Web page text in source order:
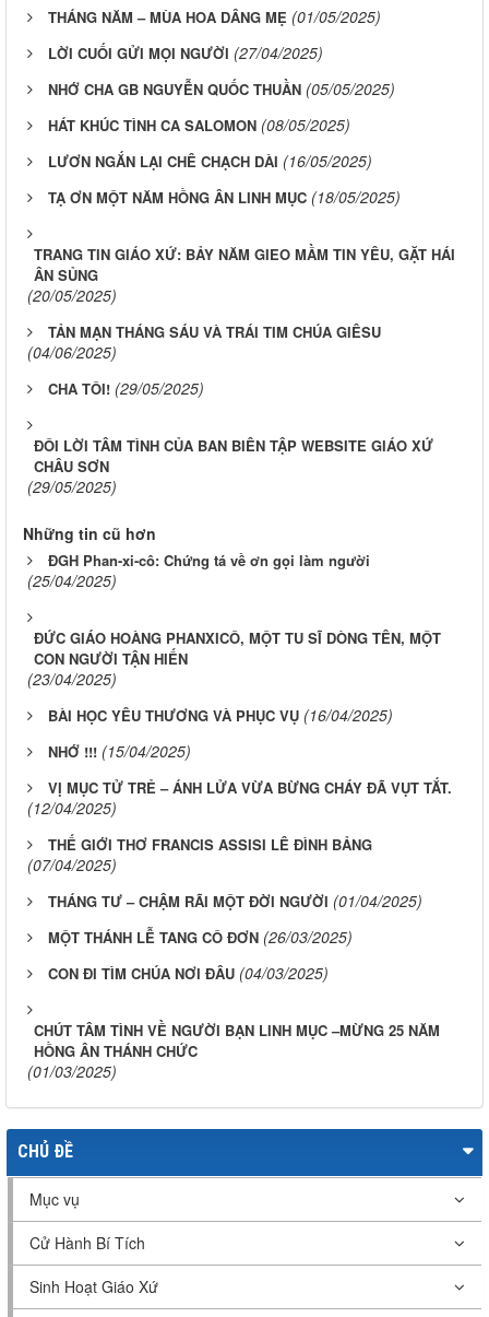
THÁNG NĂM – MÙA HOA DÂNG MẸ (01/05/2025)
LỜI CUỐI GỬI MỌI NGƯỜI (27/04/2025)
NHỚ CHA GB NGUYỄN QUỐC THUẦN (05/05/2025)
HÁT KHÚC TÌNH CA SALOMON (08/05/2025)
LƯƠN NGẮN LẠI CHÊ CHẠCH DÀI (16/05/2025)
TẠ ƠN MỘT NĂM HỒNG ÂN LINH MỤC (18/05/2025)
​​​​​​​TRANG TIN GIÁO XỨ: BẢY NĂM GIEO MẦM TIN YÊU, GẶT HÁI
ÂN SỦNG
(20/05/2025)
TẢN MẠN THÁNG SÁU VÀ TRÁI TIM CHÚA GIÊSU
(04/06/2025)
CHA TÔI! (29/05/2025)
ĐÔI LỜI TÂM TÌNH CỦA BAN BIÊN TẬP WEBSITE GIÁO XỨ
CHÂU SƠN
(29/05/2025)
Những tin cũ hơn
ĐGH Phan-xi-cô: Chứng tá về ơn gọi làm người
(25/04/2025)
ĐỨC GIÁO HOÀNG PHANXICÔ, MỘT TU SĨ DÒNG TÊN, MỘT
CON NGƯỜI TẬN HIẾN
(23/04/2025)
BÀI HỌC YÊU THƯƠNG VÀ PHỤC VỤ (16/04/2025)
NHỚ !!! (15/04/2025)
VỊ MỤC TỬ TRẺ – ÁNH LỬA VỪA BỪNG CHÁY ĐÃ VỤT TẮT.
(12/04/2025)
THẾ GIỚI THƠ FRANCIS ASSISI LÊ ĐÌNH BẢNG
(07/04/2025)
THÁNG TƯ – CHẬM RÃI MỘT ĐỜI NGƯỜI (01/04/2025)
MỘT THÁNH LỄ TANG CÔ ĐƠN (26/03/2025)
CON ĐI TÌM CHÚA NƠI ĐÂU (04/03/2025)
CHÚT TÂM TÌNH VỀ NGƯỜI BẠN LINH MỤC –MỪNG 25 NĂM
HỒNG ÂN THÁNH CHỨC
(01/03/2025)
CHỦ ĐỀ
Mục vụ
Cử Hành Bí Tích
Sinh Hoạt Giáo Xứ